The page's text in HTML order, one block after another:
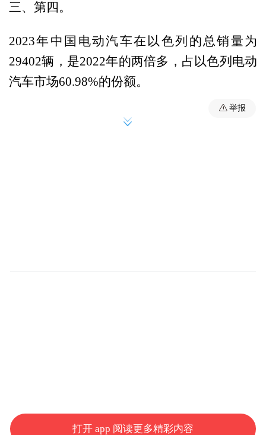
三、第四。
2023年中国电动汽车在以色列的总销量为
29402辆，是2022年的两倍多，占以色列电动
汽车市场60.98%的份额。
举报
打开 app 阅读更多精彩内容